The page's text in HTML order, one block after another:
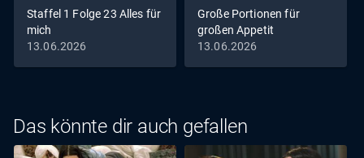
Staffel 1 Folge 23 Alles für
mich
13.06.2026
Große Portionen für
großen Appetit
13.06.2026
Das könnte dir auch gefallen